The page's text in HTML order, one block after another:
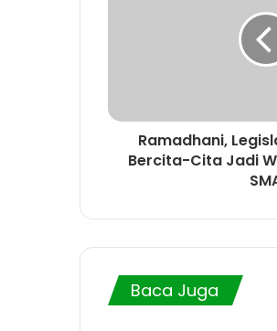
Ramadhani,
Bercita-Cita Jadi
Baca Juga